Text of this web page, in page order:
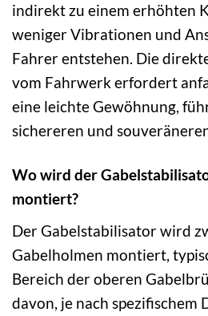
indirekt zu einem erhöhten
weniger Vibrationen und
Fahrer entstehen. Die
vom Fahrwerk erfordert
eine leichte Gewöhnung,
sichereren und
Wo wird der
montiert?
Der Gabelstabilisator wird
Gabelholmen montiert,
Bereich der oberen
davon, je nach spezifischem